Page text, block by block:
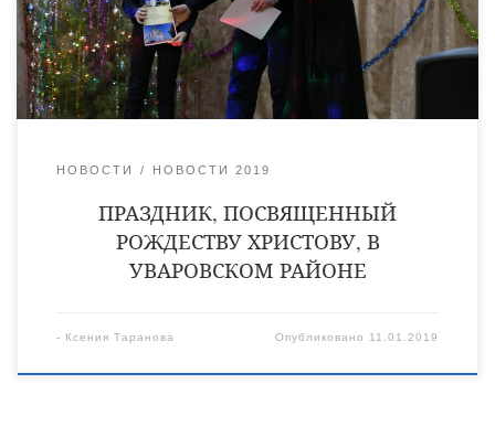
ребята снова и снова доказывают, что Рождество — это повод
для общения близких друзей и единомышленников.
НОВОСТИ НОВОСТИ 2019
ПРАЗДНИК, ПОСВЯЩЕННЫЙ
РОЖДЕСТВУ ХРИСТОВУ, В
УВАРОВСКОМ РАЙОНЕ
- Ксения Таранова Опубликовано 11.01.2019